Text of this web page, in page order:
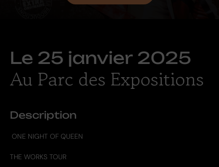
Le 25 janvier 2025
Au Parc des Expositions
Description
ONE NIGHT OF QUEEN
​THE WORKS TOUR